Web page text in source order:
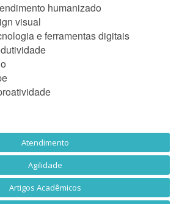
humanizado
visual
e ferramentas digitais
Atendimento
Agilidade
Artigos Acadêmicos